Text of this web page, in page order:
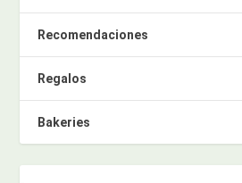
Recomendaciones
Regalos
Bakeries